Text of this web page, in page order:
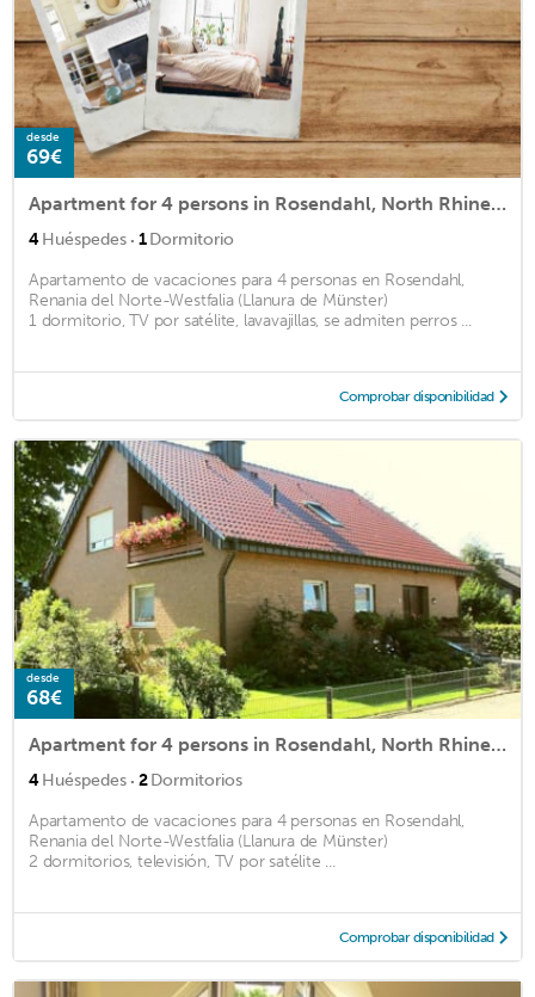
desde
69€
Apartment for 4 persons in Rosendahl, North Rhine-Westphalia (Münsterland)<BR>1 bedroom, satellite Tm2
4Huéspedes · 1Dormitorio
Apartamento de vacaciones para 4 personas en Rosendahl,
Renania del Norte-Westfalia (Llanura de Münster)
1 dormitorio, TV por satélite, lavavajillas, se admiten perros ...
Comprobar disponibilidad
desde
68€
Apartment for 4 persons in Rosendahl, North Rhine-Westphalia (Münsterland)<BR>2 bedrooms, TV, satellm2
4Huéspedes · 2Dormitorios
Apartamento de vacaciones para 4 personas en Rosendahl,
Renania del Norte-Westfalia (Llanura de Münster)
2 dormitorios, televisión, TV por satélite ...
Comprobar disponibilidad